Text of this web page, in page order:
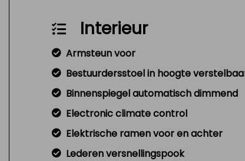
Interieur
Armsteun voor
Bestuurdersstoel in hoogte
Binnenspiegel automatisch dimmend
Electronic climate control
Elektrische ramen voor en achter
Lederen versnellingspook